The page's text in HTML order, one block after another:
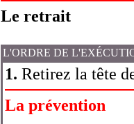
Le retrait
L'ORDRE DE
1. Retirez la tête
La prévention